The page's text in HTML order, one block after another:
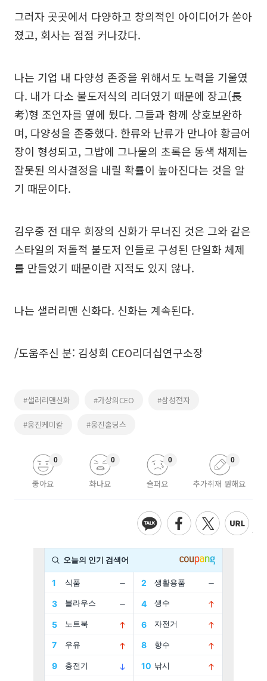
그러자 곳곳에서 다양하고 창의적인 아이디어가 쏟아
졌고, 회사는 점점 커나갔다.
나는 기업 내 다양성 존중을 위해서도 노력을 기울였
다. 내가 다소 불도저식의 리더였기 때문에 장고(長
考)형 조언자를 옆에 뒀다. 그들과 함께 상호보완하
며, 다양성을 존중했다. 한류와 난류가 만나야 황금어
장이 형성되고, 그밥에 그나물의 초록은 동색 채제는
잘못된 의사결정을 내릴 확률이 높아진다는 것을 알
기 때문이다.
김우중 전 대우 회장의 신화가 무너진 것은 그와 같은
스타일의 저돌적 불도저 인들로 구성된 단일화 체제
를 만들었기 때문이란 지적도 있지 않나.
나는 샐러리맨 신화다. 신화는 계속된다.
/도움주신 분: 김성회 CEO리더십연구소장
#샐러리맨신화 #가상의CEO #삼성전자
#웅진케미칼 #웅진홀딩스
좋아요
0
화나요
0
슬퍼요
0
추가취재 원해요
0